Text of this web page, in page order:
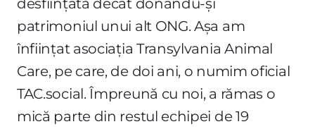
patrimoniul unui alt ONG. Așa am
înființat asociația Transylvania Animal
Care, pe care, de doi ani, o numim oficial
TAC.social. Împreună cu noi, a rămas o
mică parte din restul echipei de 19